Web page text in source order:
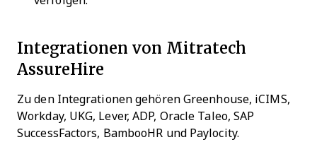
Integrationen von Mitratech
AssureHire
Zu den Integrationen gehören Greenhouse, iCIMS,
Workday, UKG, Lever, ADP, Oracle Taleo, SAP
SuccessFactors, BambooHR und Paylocity.